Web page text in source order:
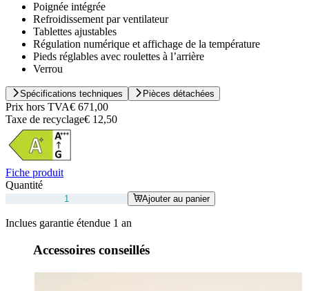
Poignée intégrée
Refroidissement par ventilateur
Tablettes ajustables
Régulation numérique et affichage de la température
Pieds réglables avec roulettes à l’arrière
Verrou
Spécifications techniques Pièces détachées
Prix hors TVA€ 671,00
Taxe de recyclage€ 12,50
Fiche produit
Quantité
Ajouter au panier
Inclues garantie étendue 1 an
Accessoires conseillés